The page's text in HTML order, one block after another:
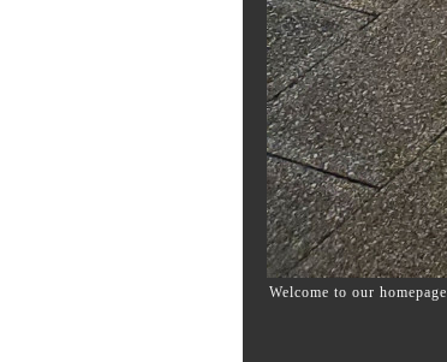
Welcome to our homepage